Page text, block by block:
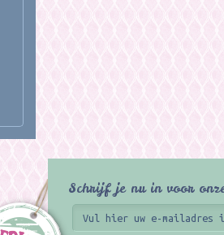
Schrijf je nu in voor